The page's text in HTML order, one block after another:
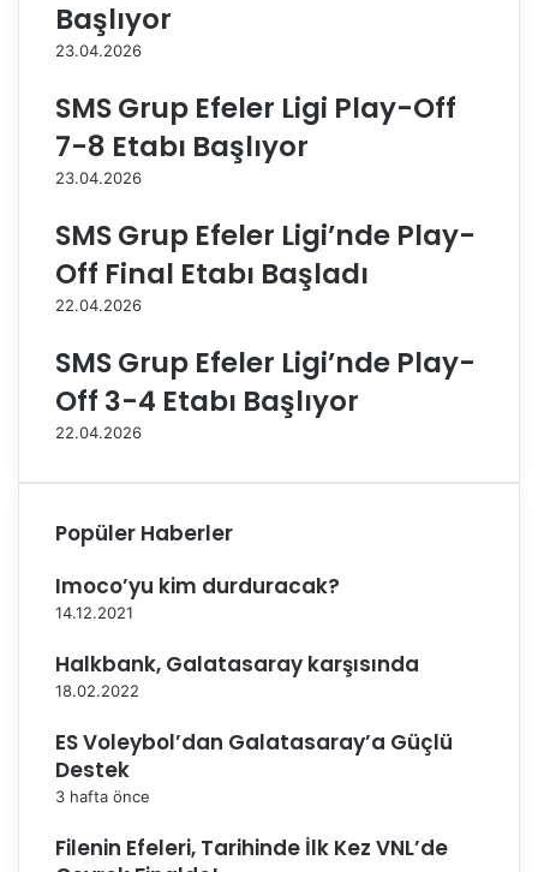
I
g
r
r
o
n
z
o
a
N
o
v
r
'
a
t
a
n
f
e
r
l
u
e
d
y
e
l
m
n
Başlıyor
23.04.2026
SMS Grup Efeler Ligi Play-Off
7-8 Etabı Başlıyor
23.04.2026
SMS Grup Efeler Ligi’nde Play-
Off Final Etabı Başladı
22.04.2026
SMS Grup Efeler Ligi’nde Play-
Off 3-4 Etabı Başlıyor
22.04.2026
Popüler Haberler
Imoco’yu kim durduracak?
14.12.2021
Halkbank, Galatasaray karşısında
18.02.2022
ES Voleybol’dan Galatasaray’a Güçlü
Destek
3 hafta önce
Filenin Efeleri, Tarihinde İlk Kez VNL’de